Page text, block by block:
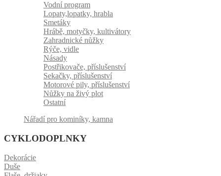
Vodní program
Lopaty,lopatky, hrabla
Smetáky
Hrábě, motyčky, kultivátory
Zahradnické nůžky
Rýče, vidle
Násady
Postřikovače, příslušenství
Sekačky, příslušenství
Motorové pily, příslušenství
Nůžky na živý plot
Ostatní
Nářadí pro kominíky, kamna
CYKLODOPLNKY
Dekorácie
Duše